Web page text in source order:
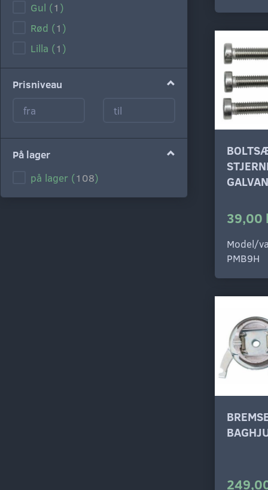
Gul (1 )
Rød (1 )
Lilla (1 )
Prisniveau
På lager
på lager (108)
39,00
Model/
PMB9H